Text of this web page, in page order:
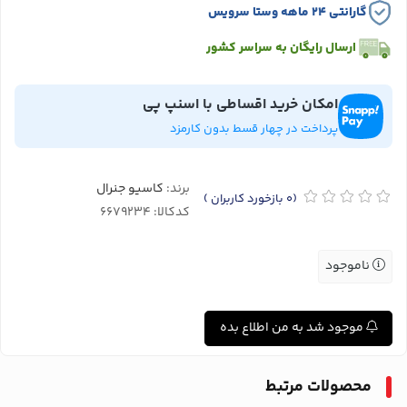
گارانتی ۲۴ ماهه وستا سرویس
ارسال رایگان به سراسر کشور
امکان خرید اقساطی با اسنپ پی
پرداخت در چهار قسط بدون کارمزد
(0 بازخورد کاربران ) برند: کاسیو جنرال
کدکالا:
ناموجود
موجود شد به من اطلاع بده
محصولات مرتبط